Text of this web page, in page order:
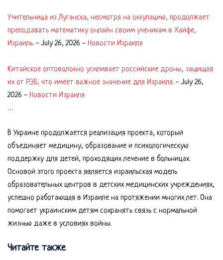
Учительница из Луганска, несмотря на оккупацию, продолжает
преподавать математику онлайн своим ученикам в Хайфе,
Израиль. -July 26, 2026 - Новости Израиля
Китайское оптоволокно усиливает российские дроны, защищая
их от РЭБ, что имеет важное значение для Израиля. -July 26,
2026 - Новости Израиля
…
В Украине продолжается реализация проекта, который
объединяет медицину, образование и психологическую
поддержку для детей, проходящих лечение в больницах.
Основой этого проекта является израильская модель
образовательных центров в детских медицинских учреждениях,
успешно работающая в Израиле на протяжении многих лет. Она
помогает украинским детям сохранять связь с нормальной
жизнью даже в условиях войны.
Читайте также